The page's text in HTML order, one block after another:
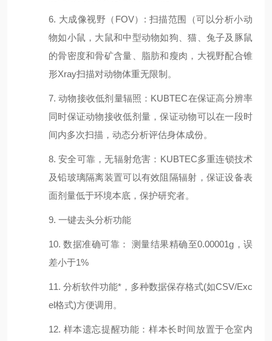
6. 大成像视野（FOV）: 扫描范围（可以分析小动
物如小鼠，大鼠和中型动物如狗、猫、兔子及豚鼠
的骨密度和骨矿含量、脂肪和瘦肉，大视野配合锥
形Xray扫描对动物体重无限制。
7. 动物接收低剂量辐照：KUBTEC在保证高分辨率
同时保证动物接收低剂量，保证动物可以在一段时
间内多次扫描，动态分析评估身体成份。
8. 安全可靠，无辐射危害：KUBTEC多重连锁技术
及铅玻璃隔离装置可以有效阻隔辐射，保证设备表
面剂量低于环境本底，保护研究者。
9. 一键去头分析功能
10. 数据准确可靠： 测量结果精确至0.00001g，误
差小于1%
11. 分析软件功能*，多种数据保存格式(如CSV/Exc
el格式)方便调用。
12. 样本遗忘提醒功能：样本长时间放置于仓室内